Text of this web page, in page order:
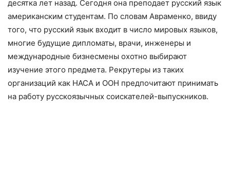
десятка лет назад. Сегодня она преподает русский язык
американским студентам. По словам Авраменко, ввиду
того, что русский язык входит в число мировых языков,
многие будущие дипломаты, врачи, инженеры и
международные бизнесмены охотно выбирают
изучение этого предмета. Рекрутеры из таких
организаций как НАСА и ООН предпочитают принимать
на работу русскоязычных соискателей-выпускникoв.